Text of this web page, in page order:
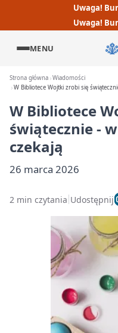
Uwaga!
Uwaga!
MENU
Strona główna Wiadomości
W Bibliotece Wojtki zrobi się
W Bibliotece
świątecznie -
czekają
26 marca 2026
2 min czytania Udostępnij